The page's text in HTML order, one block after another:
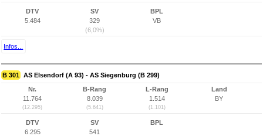
DTV
5.484
SV
329
(6,0%)
BPL
VB
Infos...
B 301 AS Elsendorf (A 93) - AS Siegenburg (B 299)
Nr.
11.764
(12.295)
B-Rang
8.039
(5.641)
L-Rang
1.514
(1.101)
Land
BY
DTV
6.295
SV
541
BPL